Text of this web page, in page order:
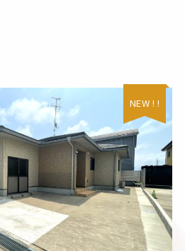
NEW ! !